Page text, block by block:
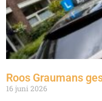
Roos Graumans
16 juni 2026